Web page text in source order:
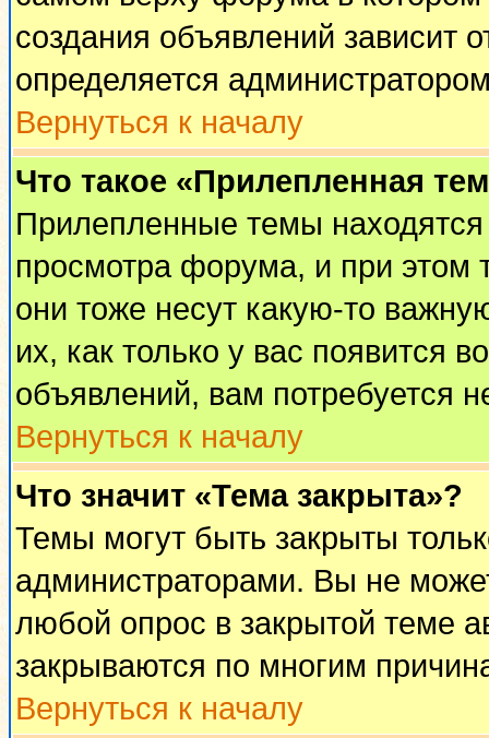
создания объявлений зависит
определяется
Вернуться к началу
Что такое «Прилепленная
Прилепленные темы
просмотра форума, и при этом
они тоже несут какую-то
их, как только у вас появится
объявлений, вам потребуется
Вернуться к началу
Что значит «Тема закрыта»?
Темы могут быть закрыты
администраторами. Вы не
любой опрос в закрытой теме
закрываются по многим
Вернуться к началу